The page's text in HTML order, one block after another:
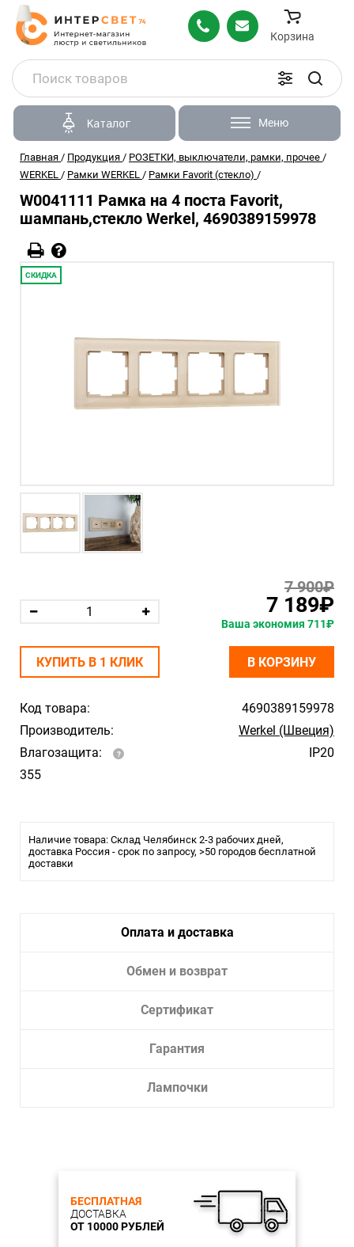
Корзина
Каталог Меню
Главная / Продукция / РОЗЕТКИ, выключатели, рамки, прочее /
WERKEL / Рамки WERKEL / Рамки Favorit (стекло) /
W0041111 Рамка на 4 поста Favorit,
шампань,стекло Werkel, 4690389159978
СКИДКА
Код товара:
4690389159978
Производитель:
Werkel (Швеция)
Влагозащита:
IP20
355
Наличие товара: Склад Челябинск 2-3 рабочих дней,
доставка Россия - срок по запросу, >50 городов бесплатной
доставки
7 900₽
7 189₽
Ваша экономия 711₽
КУПИТЬ В 1 КЛИК В КОРЗИНУ
Оплата и доставка
Обмен и возврат
Сертификат
Гарантия
Лампочки
БЕСПЛАТНАЯ
ДОСТАВКА
ОТ 10000 РУБЛЕЙ